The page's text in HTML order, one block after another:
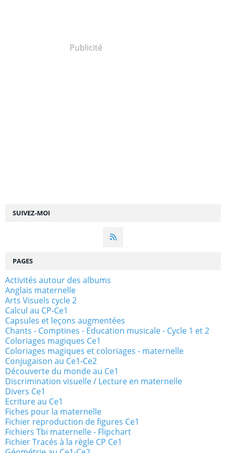
SUIVEZ-MOI
Publicité
PAGES
Activités autour des albums
Anglais maternelle
Arts Visuels cycle 2
Calcul au CP-Ce1
Capsules et leçons augmentées
Chants - Comptines - Education musicale - Cycle 1 et 2
Coloriages magiques Ce1
Coloriages magiques et coloriages - maternelle
Conjugaison au Ce1-Ce2
Découverte du monde au Ce1
Discrimination visuelle / Lecture en maternelle
Divers Ce1
Ecriture au Ce1
Fiches pour la maternelle
Fichier reproduction de figures Ce1
Fichiers Tbi maternelle - Flipchart
Fichier Tracés à la règle CP Ce1